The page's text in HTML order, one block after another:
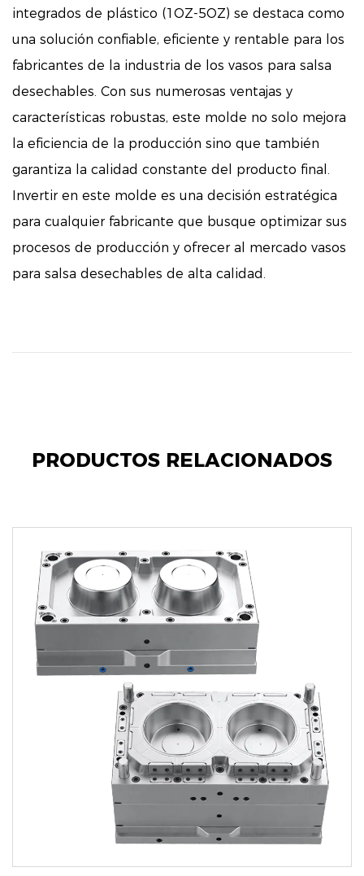
integrados de plástico (1OZ-5OZ) se destaca como
una solución confiable, eficiente y rentable para los
fabricantes de la industria de los vasos para salsa
desechables. Con sus numerosas ventajas y
características robustas, este molde no solo mejora
la eficiencia de la producción sino que también
garantiza la calidad constante del producto final.
Invertir en este molde es una decisión estratégica
para cualquier fabricante que busque optimizar sus
procesos de producción y ofrecer al mercado vasos
para salsa desechables de alta calidad.
PRODUCTOS RELACIONADOS